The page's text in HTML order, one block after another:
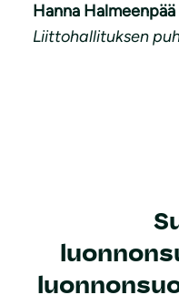
Hanna Halmeenpää
Liittohallituksen